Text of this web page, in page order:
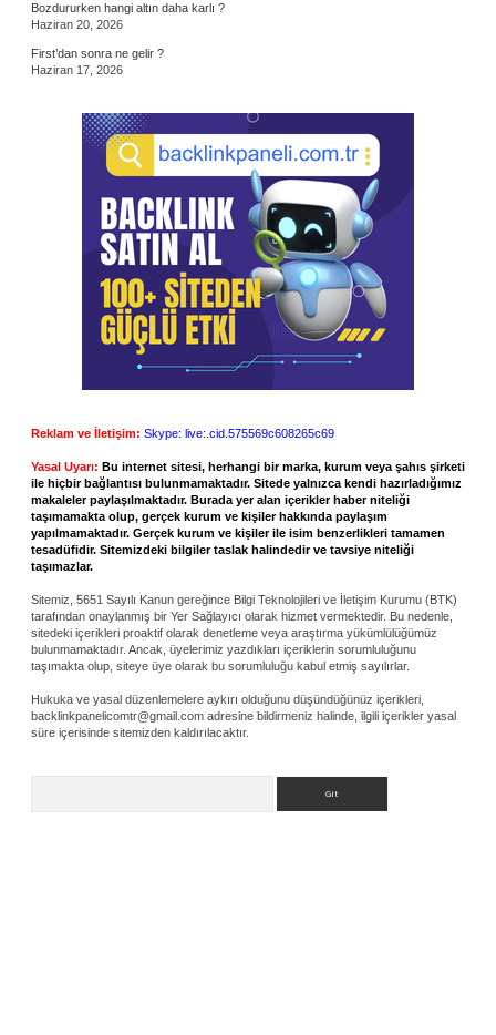
Bozdururken hangi altın daha karlı ?
Haziran 20, 2026
First’dan sonra ne gelir ?
Haziran 17, 2026
Reklam ve İletişim: Skype: live:.cid.575569c608265c69
Yasal Uyarı: Bu internet sitesi, herhangi bir marka, kurum veya şahıs şirketi
ile hiçbir bağlantısı bulunmamaktadır. Sitede yalnızca kendi hazırladığımız
makaleler paylaşılmaktadır. Burada yer alan içerikler haber niteliği
taşımamakta olup, gerçek kurum ve kişiler hakkında paylaşım
yapılmamaktadır. Gerçek kurum ve kişiler ile isim benzerlikleri tamamen
tesadüfidir. Sitemizdeki bilgiler taslak halindedir ve tavsiye niteliği
taşımazlar.
Sitemiz, 5651 Sayılı Kanun gereğince Bilgi Teknolojileri ve İletişim Kurumu (BTK)
tarafından onaylanmış bir Yer Sağlayıcı olarak hizmet vermektedir. Bu nedenle,
sitedeki içerikleri proaktif olarak denetleme veya araştırma yükümlülüğümüz
bulunmamaktadır. Ancak, üyelerimiz yazdıkları içeriklerin sorumluluğunu
taşımakta olup, siteye üye olarak bu sorumluluğu kabul etmiş sayılırlar.
Hukuka ve yasal düzenlemelere aykırı olduğunu düşündüğünüz içerikleri,
backlinkpanelicomtr@gmail.com adresine bildirmeniz halinde, ilgili içerikler yasal
süre içerisinde sitemizden kaldırılacaktır.